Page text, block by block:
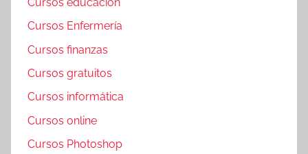
Cursos Enfermería
Cursos finanzas
Cursos gratuitos
Cursos informática
Cursos online
Cursos Photoshop